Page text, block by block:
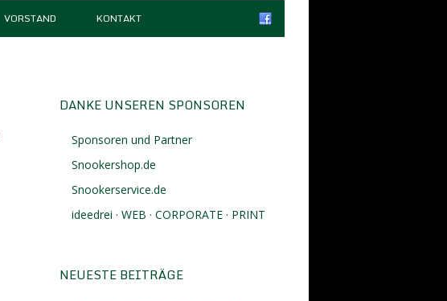
VORSTAND KONTAKT
DANKE UNSEREN SPONSOREN
Sponsoren und Partner
Snookershop.de
Snookerservice.de
ideedrei · WEB · CORPORATE · PRINT
NEUESTE BEITRÄGE